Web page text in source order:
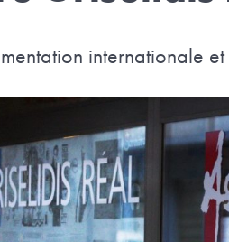
internationale